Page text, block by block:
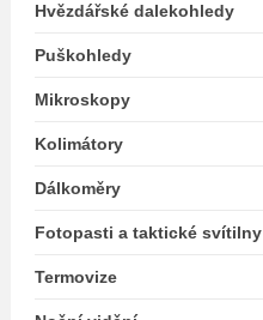
Hvězdářské dalekohledy
Puškohledy
Mikroskopy
Kolimátory
Dálkoměry
Fotopasti a taktické svítilny
Termovize